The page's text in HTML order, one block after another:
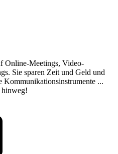
Online-Meetings, Video-
Sie sparen Zeit und Geld und
Kommunikationsinstrumente ...
hinweg!